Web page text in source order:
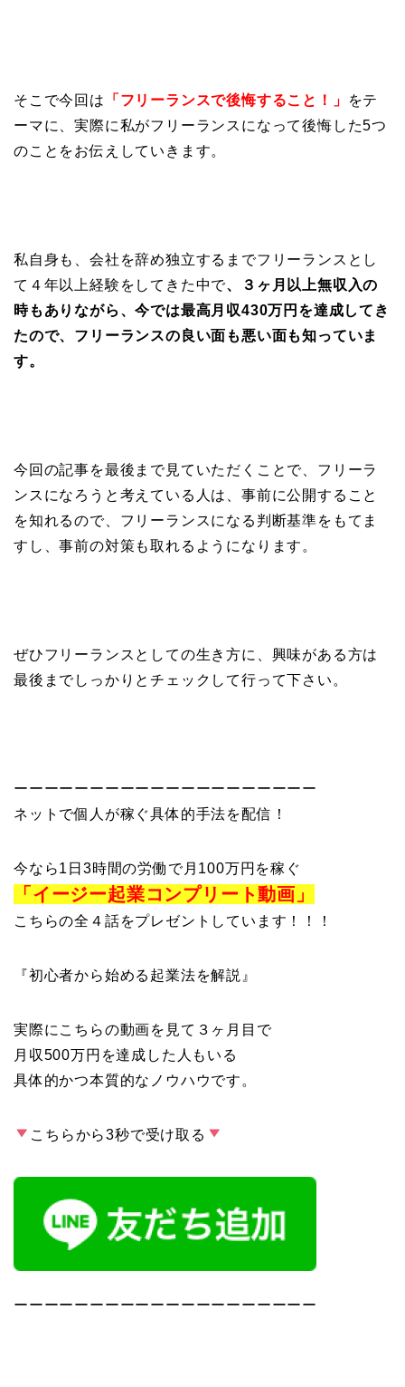
そこで今回は 「フリーランスで後悔すること！」
をテ
ーマに、実際に私がフリーランスになって後悔した5つ
のことをお伝えしていきます。
私自身も、会社を辞め独立するまでフリーランスとし
て４年以上経験をしてきた中で、３ヶ月以上無収入の
時もありながら、今では最高月収430万円を達成してき
たので、フリーランスの良い面も悪い面も知っていま
す。
今回の記事を最後まで見ていただくことで、フリーラ
ンスになろうと考えている人は、事前に公開すること
を知れるので、フリーランスになる判断基準をもてま
すし、事前の対策も取れるようになります。
ぜひフリーランスとしての生き方に、興味がある方は
最後までしっかりとチェックして行って下さい。
ーーーーーーーーーーーーーーーーーーーー
ネットで個人が稼ぐ具体的手法を配信！
今なら1日3時間の労働で月100万円を稼ぐ
「イージー起業コンプリート動画」
こちらの全４話をプレゼントしています！！！
『初心者から始める起業法を解説』
実際にこちらの動画を見て３ヶ月目で
月収500万円を達成した人もいる
具体的かつ本質的なノウハウです。
こちらから3秒で受け取る
ーーーーーーーーーーーーーーーーーーーー